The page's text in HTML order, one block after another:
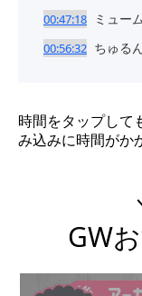
00:47:18 ミュー
00:56:32 ちゅる
時間をタップして
み込みに時間がか
GW